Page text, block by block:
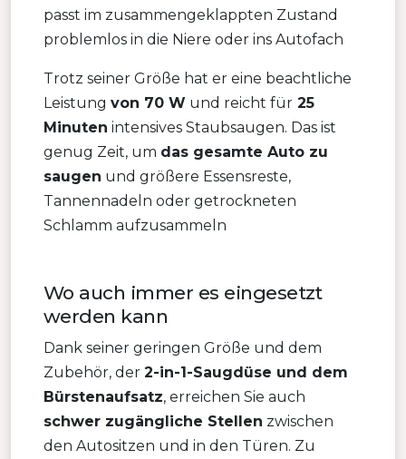
passt im zusammengeklappten Zustand
problemlos in die Niere oder ins Autofach
Trotz seiner Größe hat er eine beachtliche
Leistung von 70 W und reicht für 25
Minuten intensives Staubsaugen. Das ist
genug Zeit, um das gesamte Auto zu
saugen und größere Essensreste,
Tannennadeln oder getrockneten
Schlamm aufzusammeln
Wo auch immer es eingesetzt
werden kann
Dank seiner geringen Größe und dem
Zubehör, der 2-in-1-Saugdüse und dem
Bürstenaufsatz, erreichen Sie auch
schwer zugängliche Stellen zwischen
den Autositzen und in den Türen. Zu